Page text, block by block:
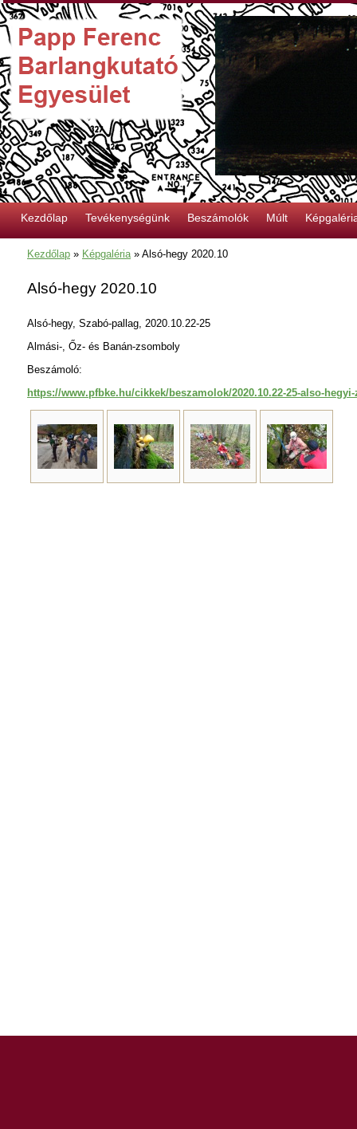
Kezdőlap Tevékenységünk Beszámolók Múlt
Kezdőlap » Képgaléria» Alsó-hegy 2020.10
Alsó-hegy 2020.10
Alsó-hegy, Szabó-pallag, 2020.10.22-25
Almási-, Őz- és Banán-zsomboly
Beszámoló:
https://www.pfbke.hu/cikkek/beszamolok/2020.10.22-25-also-